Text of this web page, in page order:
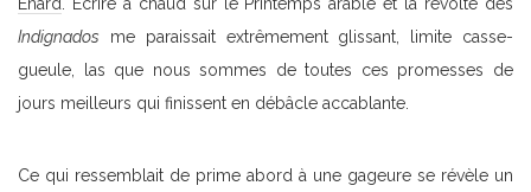
Indignados me paraissait extrêmement glissant, limite casse-
gueule, las que nous sommes de toutes ces promesses de
jours meilleurs qui finissent en débâcle accablante.
Ce qui ressemblait de prime abord à une gageure se révèle un